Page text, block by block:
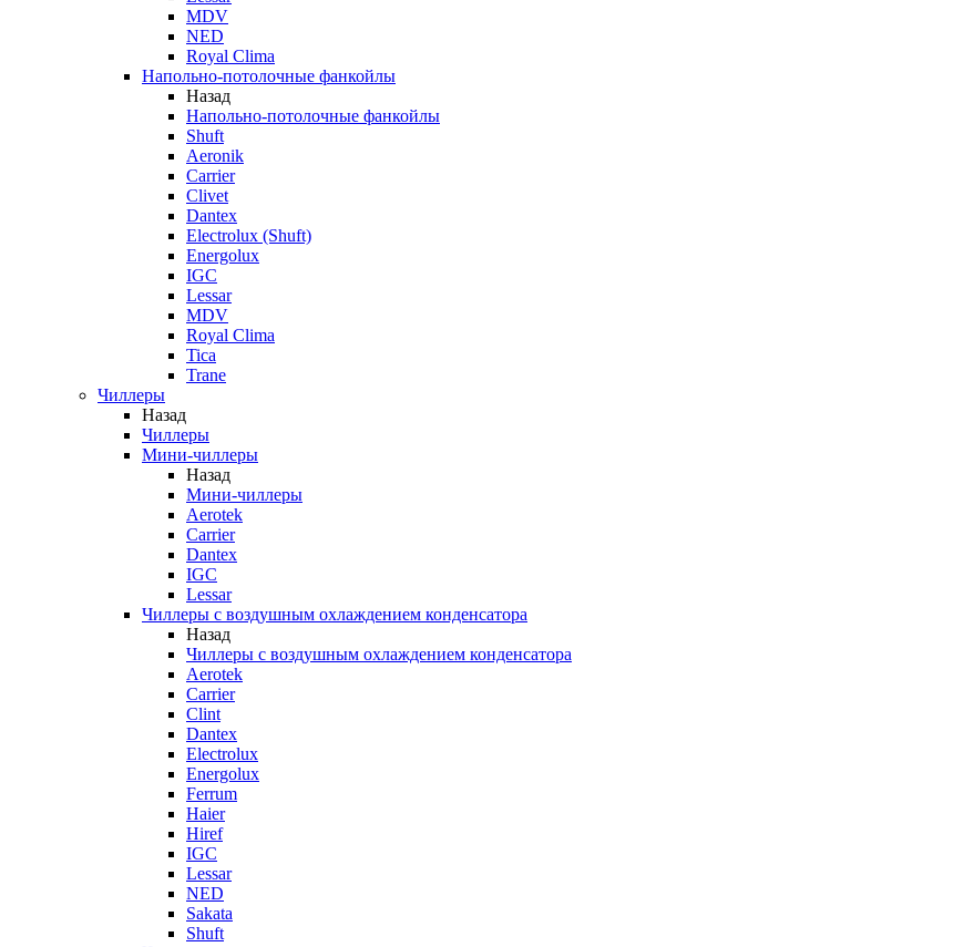
MDV
NED
Royal Clima
Напольно-потолочные фанкойлы
Назад
Напольно-потолочные фанкойлы
Shuft
Aeronik
Carrier
Clivet
Dantex
Electrolux (Shuft)
Energolux
IGC
Lessar
MDV
Royal Clima
Tica
Trane
Чиллеры
Назад
Чиллеры
Мини-чиллеры
Назад
Мини-чиллеры
Aerotek
Carrier
Dantex
IGC
Lessar
Чиллеры с воздушным охлаждением конденсатора
Назад
Чиллеры с воздушным охлаждением конденсатора
Aerotek
Carrier
Clint
Dantex
Electrolux
Energolux
Ferrum
Haier
Hiref
IGC
Lessar
NED
Sakata
Shuft